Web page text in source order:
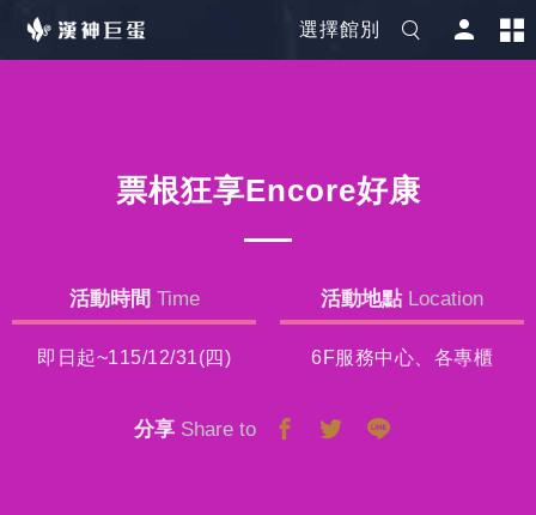
選擇館別
票根狂享Encore好康
活動時間 Time
即日起~115/12/31(四)
活動地點 Location
6F服務中心、各專櫃
分享 Share to